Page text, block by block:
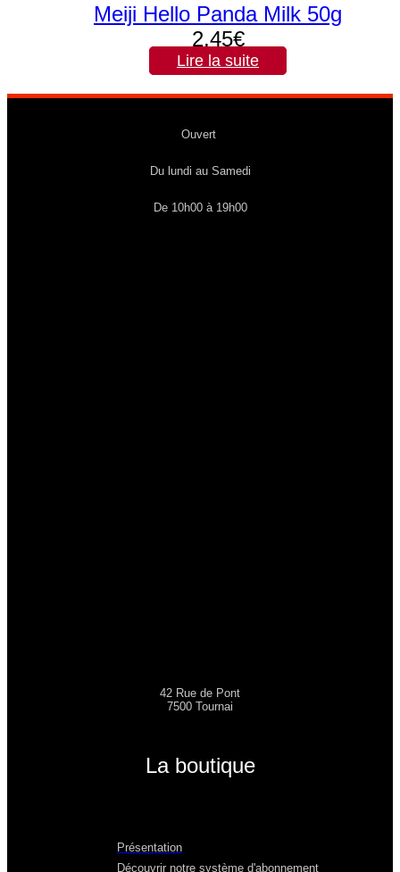
Meiji Hello Panda Milk 50g
2,45€
Lire la suite
Ouvert
Du lundi au Samedi
De 10h00 à 19h00
42 Rue de Pont
7500 Tournai
La boutique
Présentation
Découvrir notre système d'abonnement